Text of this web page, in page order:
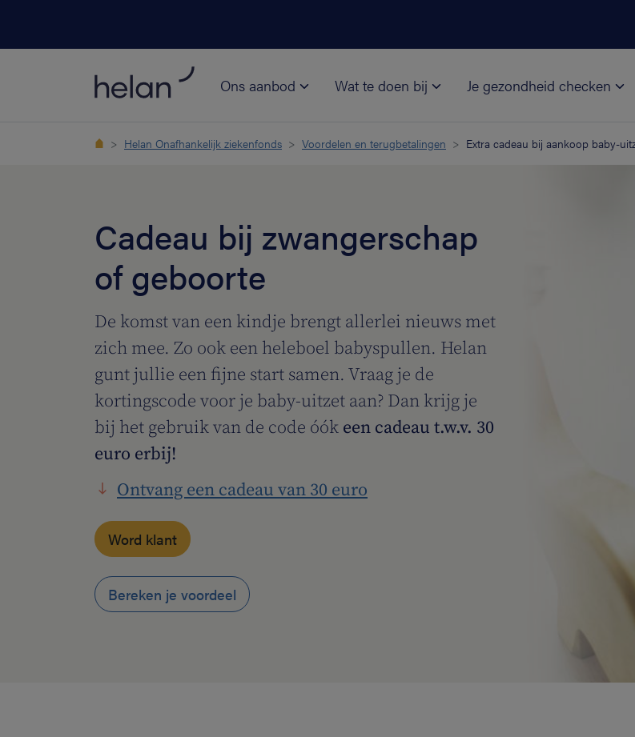
Ons aanbod Wat te doen bij Je gezondheid checken
Helan Onafhankelijk ziekenfonds Voordelen en terugbetalingen Extra cadeau bij aankoop baby-
Cadeau bij zwangerschap
of geboorte
De komst van een kindje brengt allerlei nieuws met
zich mee. Zo ook een heleboel babyspullen. Helan
gunt jullie een fijne start samen. Vraag je de
kortingscode voor je baby-uitzet aan? Dan krijg je
bij het gebruik van de code óók een cadeau t.w.v. 30
euro erbij!
Ontvang een cadeau van 30 euro
Word klant
Bereken je voordeel